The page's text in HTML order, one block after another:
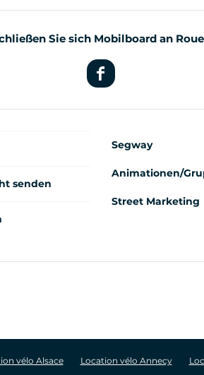
Sie sich Mobilboard an
senden
Segway
Animationen/
Street Marketing
vélo Alsace Location vélo Annecy